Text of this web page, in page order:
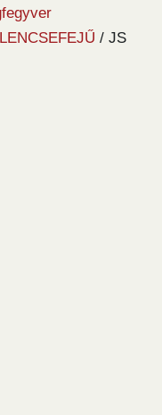
LENCSEFEJŰ / JS